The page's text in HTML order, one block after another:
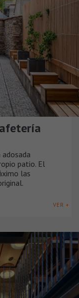
patio. El
las
VER +